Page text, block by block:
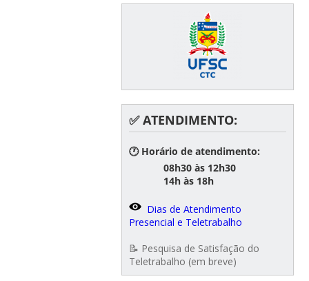
✅ ATENDIMENTO:
🕐 Horário de atendimento:
08h30 às 12h30
14h às 18h
Dias de Atendimento
Presencial e Teletrabalho
📝 Pesquisa de Satisfação do
Teletrabalho (em breve)